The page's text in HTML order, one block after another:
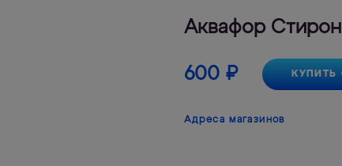
Аквафор Стирон
600 ₽ КУПИТЬ
Адреса магазинов